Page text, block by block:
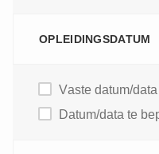
OPLEIDINGSDATUM
Vaste datum/data
Datum/data te